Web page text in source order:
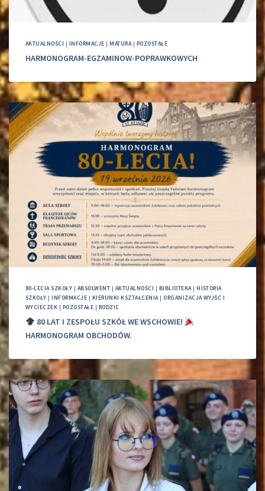
AKTUALNOŚCI | INFORMACJE |MATURA| POZOSTAŁE
HARMONOGRAM-EGZAMINOW-POPRAWKOWYCH
80-LECIA SZKOŁY | ABSOLWENT | AKTUALNOŚCI | BIBLIOTEKA|HISTORIA
SZKOŁY |INFORMACJE | KIERUNKI KSZTAŁCENIA|ORGANIZACJA WYJŚĆ I
WYCIECZEK | POZOSTAŁE | RODZIC
80 LAT I ZESPOŁU SZKÓŁ WE WSCHOWIE!
HARMONOGRAM OBCHODÓW.